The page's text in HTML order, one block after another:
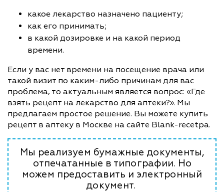
какое лекарство назначено пациенту;
как его принимать;
в какой дозировке и на какой период
времени.
Если у вас нет времени на посещение врача или
такой визит по каким-либо причинам для вас
проблема, то актуальным является вопрос: «Где
взять рецепт на лекарство для аптеки?». Мы
предлагаем простое решение. Вы можете купить
рецепт в аптеку в Москве на сайте Blank-recetpa.
Мы реализуем бумажные документы,
отпечатанные в типографии. Но
можем предоставить и электронный
документ.